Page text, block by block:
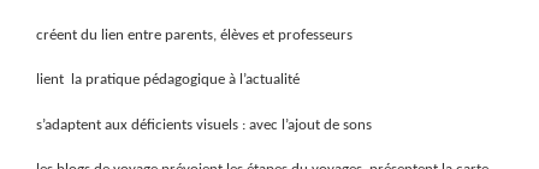
créent du lien entre parents, élèves et professeurs
lient la pratique pédagogique à l’actualité
s’adaptent aux déficients visuels : avec l’ajout de sons